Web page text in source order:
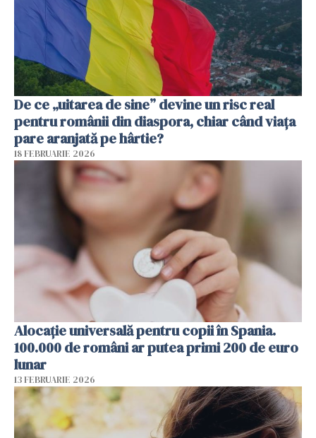
De ce „uitarea de sine” devine un risc real
pentru românii din diaspora, chiar când viața
pare aranjată pe hârtie?
18 FEBRUARIE 2026
Alocație universală pentru copii în Spania.
100.000 de români ar putea primi 200 de euro
lunar
13 FEBRUARIE 2026